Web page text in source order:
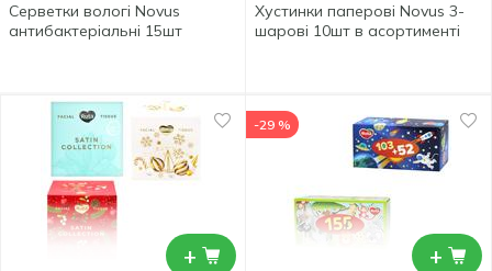
Серветки вологі Novus
антибактеріальні 15шт
Хустинки паперові Novus 3-
шарові 10шт в асортименті
+ +
-29 %